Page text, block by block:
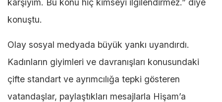
karşıyım. Bu konu hiç kimseyi ilgilendirmez.” diye
konuştu.
Olay sosyal medyada büyük yankı uyandırdı.
Kadınların giyimleri ve davranışları konusundaki
çifte standart ve ayrımcılığa tepki gösteren
vatandaşlar, paylaştıkları mesajlarla Hişam’a